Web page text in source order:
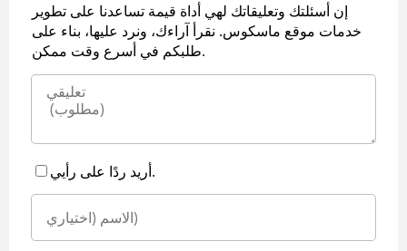
إن أسئلتك وتعليقاتك لهي أداة قيمة تساعدنا على تطوير
خدمات موقع ماسكوس. نقرأ آراءك، ونرد عليها، بناء على
طلبكم في أسرع وقت ممكن.
أريد ردًا على رأيي.